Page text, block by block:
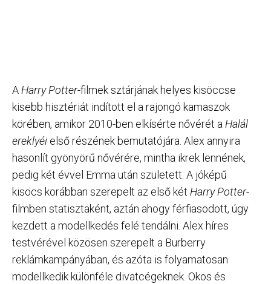
AHarry Potter-filmek sztárjának helyes kisöccse
kisebb hisztériát indított el a rajongó kamaszok
körében, amikor 2010-ben elkísérte nővérét aHalál
ereklyéi első részének bemutatójára. Alex annyira
hasonlít gyönyörű nővérére, mintha ikrek lennének,
pedig két évvel Emma után született. A jóképű
kisöcs korábban szerepelt az első két Harry Potter-
filmben statisztaként, aztán ahogy férfiasodott, úgy
kezdett a modellkedés felé tendálni. Alex híres
testvérével közösen szerepelt a Burberry
reklámkampányában, és azóta is folyamatosan
modellkedik különféle divatcégeknek. Okos és